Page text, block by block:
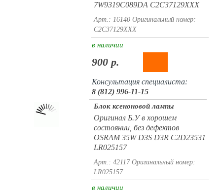
7W9319C089DA C2C37129XXX
Арт.: 16140 Оригинальный номер:
C2C37129XXX
в наличии
900 р.
Консультация специалиста:
8 (812) 996-11-15
Блок ксеноновой лампы
Оригинал Б.У в хорошем
состоянии, без дефектов
OSRAM 35W D3S D3R C2D23531
LR025157
Арт.: 42117 Оригинальный номер:
LR025157
в наличии